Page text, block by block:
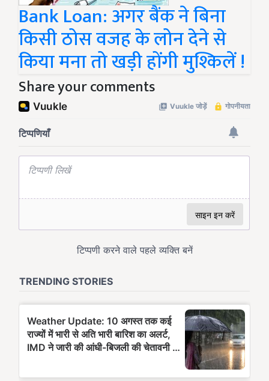
Bank Loan: अगर बैंक ने बिना
किसी ठोस वजह के लोन देने से
किया मना तो खड़ी होंगी मुश्किलें !
Share your comments